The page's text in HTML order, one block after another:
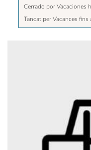
Cerrado por Vacaciones
Tancat per Vacances